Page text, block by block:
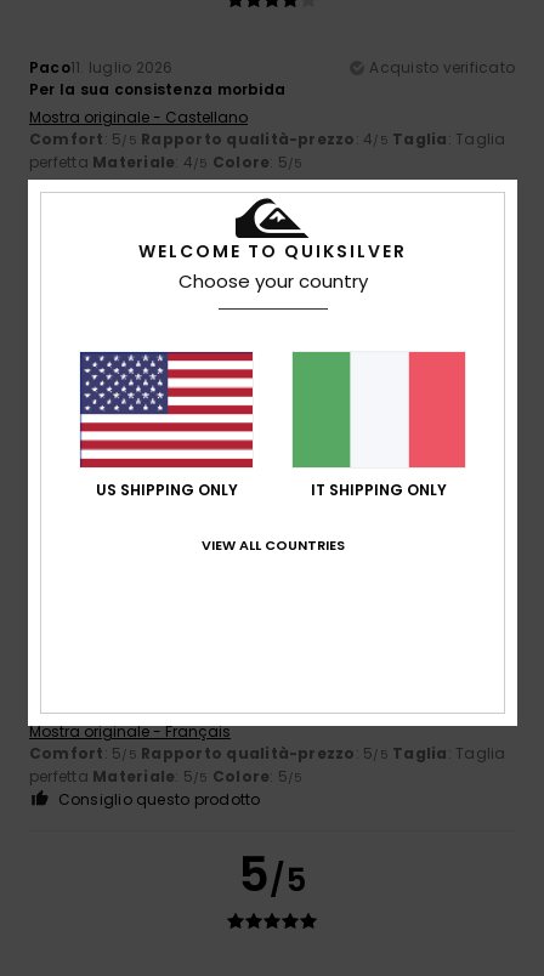
Paco11. luglio 2026
Acquisto verificato
Per la sua consistenza morbida
Mostra originale - Castellano
Comfort: 5/5 Rapporto qualità-prezzo: 4/5 Taglia: Taglia
perfetta Materiale: 4/5 Colore: 5/5
4/5
11. luglio 2026
Acquisto verificato
È una maglietta carina. È però più simile a un tessuto a
spugna che a un tessuto liscio.
Mostra originale - Dutch
Comfort: 4/5 Rapporto qualità-prezzo
perfettaMateriale: 3/5 Colore /5
5/5
Mostra originale - Français
Comfort: 5/5 Rapporto qualità-prezzo: 5/5 Taglia: Taglia
perfetta Materiale: 5/5 Colore: 5/5
Consiglio questo prodotto
5/5
WELCOME TO QUIKSILVER
Choose your country
US SHIPPING ONLY IT SHIPPING ONLY
VIEW ALL COUNTRIES